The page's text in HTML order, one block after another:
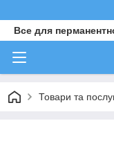
Все для
Товари та